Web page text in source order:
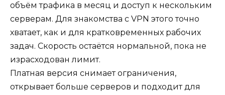
объём трафика в месяц и доступ к нескольким
серверам. Для знакомства с VPN этого точно
хватает, как и для кратковременных рабочих
задач. Скорость остаётся нормальной, пока не
израсходован лимит.
Платная версия снимает ограничения,
открывает больше серверов и подходит для